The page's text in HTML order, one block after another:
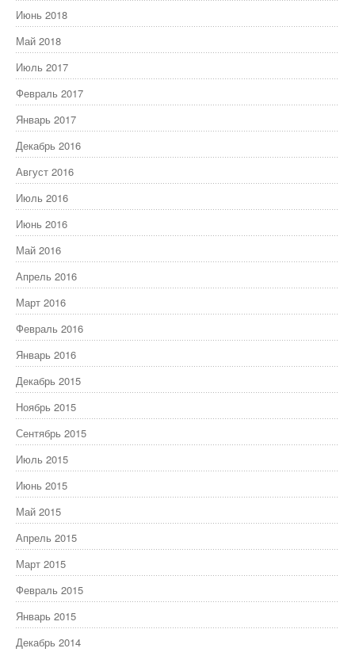
Июнь 2018
Май 2018
Июль 2017
Февраль 2017
Январь 2017
Декабрь 2016
Август 2016
Июль 2016
Июнь 2016
Май 2016
Апрель 2016
Март 2016
Февраль 2016
Январь 2016
Декабрь 2015
Ноябрь 2015
Сентябрь 2015
Июль 2015
Июнь 2015
Май 2015
Апрель 2015
Март 2015
Февраль 2015
Январь 2015
Декабрь 2014